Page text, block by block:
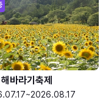
바라기축제